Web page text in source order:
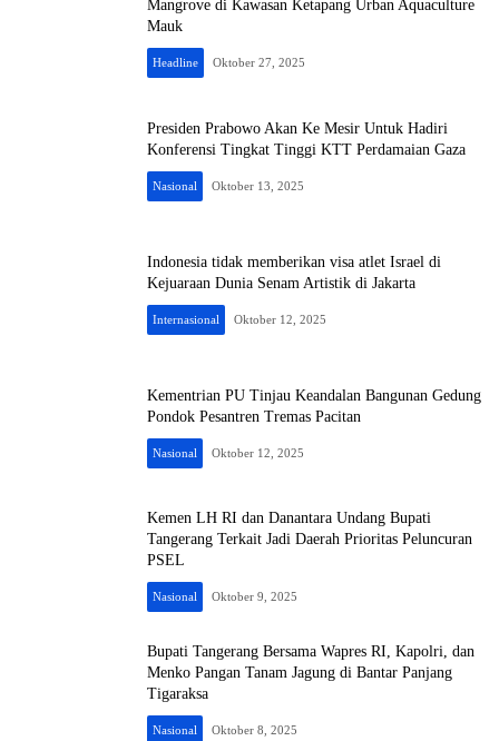
Mangrove di Kawasan Ketapang Urban Aquaculture
Mauk
Headline Oktober 27, 2025
Presiden Prabowo Akan Ke Mesir Untuk Hadiri
Konferensi Tingkat Tinggi KTT Perdamaian Gaza
Nasional Oktober 13, 2025
Indonesia tidak memberikan visa atlet Israel di
Kejuaraan Dunia Senam Artistik di Jakarta
Internasional Oktober 12, 2025
Kementrian PU Tinjau Keandalan Bangunan Gedung
Pondok Pesantren Tremas Pacitan
Nasional Oktober 12, 2025
Kemen LH RI dan Danantara Undang Bupati
Tangerang Terkait Jadi Daerah Prioritas Peluncuran
PSEL
Nasional Oktober 9, 2025
Bupati Tangerang Bersama Wapres RI, Kapolri, dan
Menko Pangan Tanam Jagung di Bantar Panjang
Tigaraksa
Nasional Oktober 8, 2025